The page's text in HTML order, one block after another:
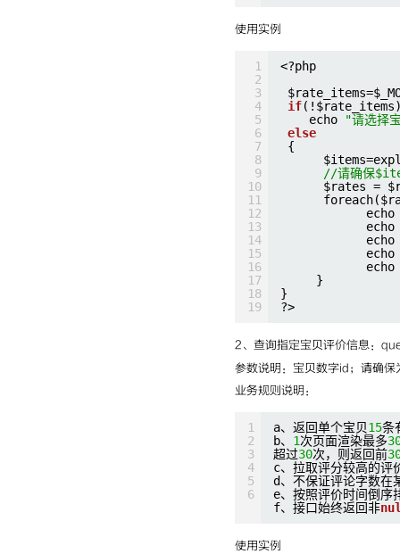
使用实例
1
2
3
4
5
6
7
8
9
10
11
12
13
14
15
16
17
18
19
<?php
if
echo
"请选择
else
{
//请确保
$rates =
}
}
?>
2、查询指定宝贝评价信息：
参数说明：宝贝数字id；请确保
业务规则说明：
1
2
3
4
5
6
a、返回单个宝贝15条
b、 1次页面渲染最多
超过30次，则返回前
c、拉取评分较高的评
d、不保证评论字数在
e、按照评价时间倒序
f、接口始终返回非
使用实例